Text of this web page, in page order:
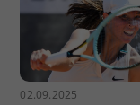
02.09.2025